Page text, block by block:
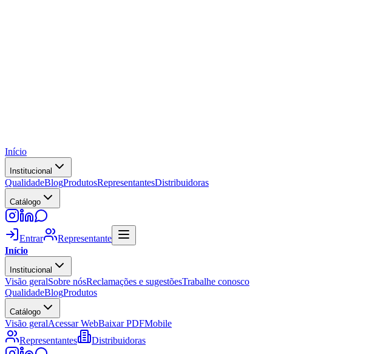
Início
Institucional
QualidadeBlogProdutosRepresentantesDistribuidoras
Catálogo
Entrar
Representante
Início
Institucional
Visão geralSobre nósReclamações e sugestõesTrabalhe conosco
QualidadeBlogProdutos
Catálogo
Visão geralAcessar WebBaixar PDFMobile
Representantes
Distribuidoras